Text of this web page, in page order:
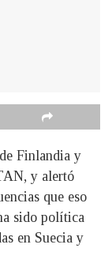
Finlandia y
y alertó
que eso
sido política
en Suecia y